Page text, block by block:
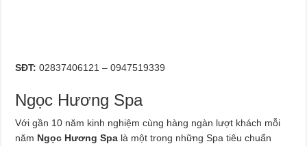
SĐT:02837406121 – 0947519339
Ngọc Hương Spa
Với gần 10 năm kinh nghiệm cùng hàng ngàn lượt khách mỗi
năm Ngọc Hương Spa là một trong những Spa tiêu chuẩn